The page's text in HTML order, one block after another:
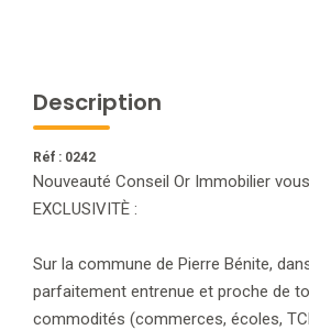
Description
Réf : 0242
Nouveauté Conseil Or Immobilier
EXCLUSIVITÈ :
Sur la commune de Pierre Bénite,
parfaitement entrenue et proche de
commodités (commerces, écoles,